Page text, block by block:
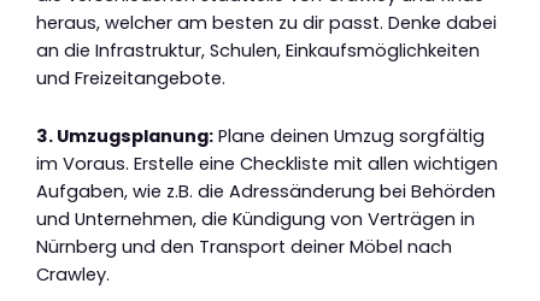
heraus, welcher am besten zu dir passt. Denke dabei
an die Infrastruktur, Schulen, Einkaufsmöglichkeiten
und Freizeitangebote.
3. Umzugsplanung: Plane deinen Umzug sorgfältig
im Voraus. Erstelle eine Checkliste mit allen wichtigen
Aufgaben, wie z.B. die Adressänderung bei Behörden
und Unternehmen, die Kündigung von Verträgen in
Nürnberg und den Transport deiner Möbel nach
Crawley.